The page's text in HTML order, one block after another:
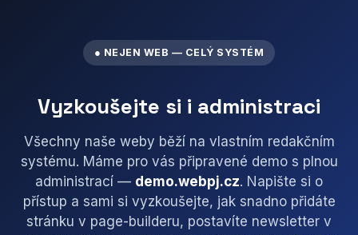
● NEJEN WEB — CELÝ SYSTÉM
Vyzkoušejte si i administraci
Všechny naše weby běží na vlastním redakčním
systému. Máme pro vás připravené demo s plnou
administrací — demo.webpj.cz. Napište si o
přístup a sami si vyzkoušejte, jak snadno přidáte
stránku v page-builderu, postavíte newsletter v